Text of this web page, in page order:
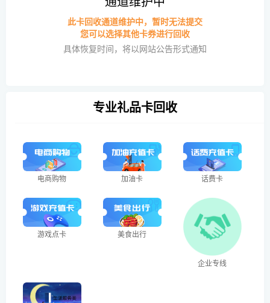
此卡回收通道维护中，暂时无法提交
您可以选择其他卡券进行回收
具体恢复时间，将以网站公告形式通知
专业礼品卡回收
电商购物 加油卡 话费卡
游戏点卡 美食出行
企业专线